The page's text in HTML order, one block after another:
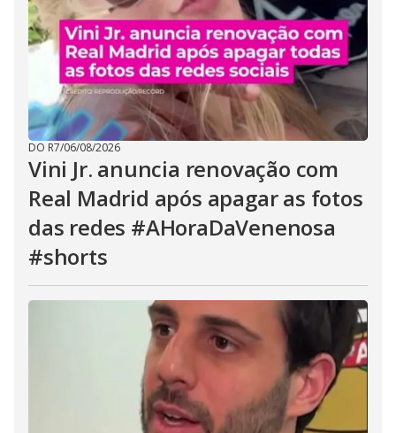
DO R7/06/08/2026
Vini Jr. anuncia renovação com
Real Madrid após apagar as fotos
das redes #AHoraDaVenenosa
#shorts